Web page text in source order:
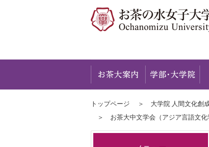
お
トップページ 大学院 人間文化創
お茶大中文学会（アジア言語文化